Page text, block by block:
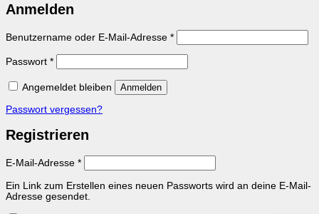
Anmelden
Benutzername oder E-Mail-Adresse *Erforderlich
Passwort *Erforderlich
Angemeldet bleiben Anmelden
Passwort vergessen?
Registrieren
E-Mail-Adresse *Erforderlich
Ein Link zum Erstellen eines neuen Passworts wird an deine E-Mail-
Adresse gesendet.